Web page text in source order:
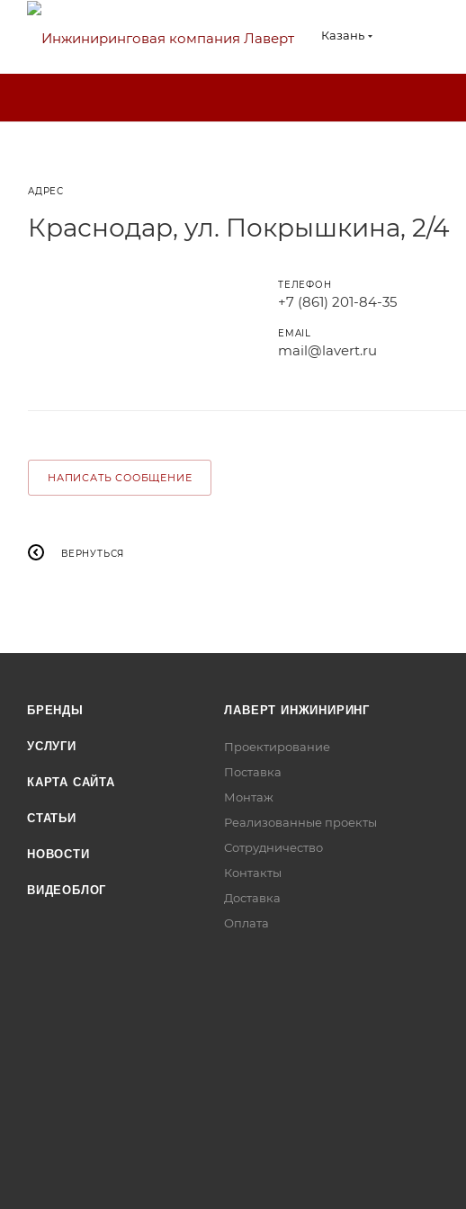
Казань
АДРЕС
Краснодар, ул. Покрышкина, 2/4
ТЕЛЕФОН
+7 (861) 201-84-35
EMAIL
mail@lavert.ru
НАПИСАТЬ СООБЩЕНИЕ
ВЕРНУТЬСЯ
БРЕНДЫ
УСЛУГИ
КАРТА САЙТА
СТАТЬИ
НОВОСТИ
ВИДЕОБЛОГ
ЛАВЕРТ ИНЖИНИРИНГ
Проектирование
Поставка
Монтаж
Реализованные проекты
Сотрудничество
Контакты
Доставка
Оплата